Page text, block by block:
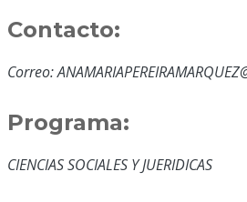
Contacto:
Correo:
Programa:
CIENCIAS SOCIALES Y JUERIDICAS